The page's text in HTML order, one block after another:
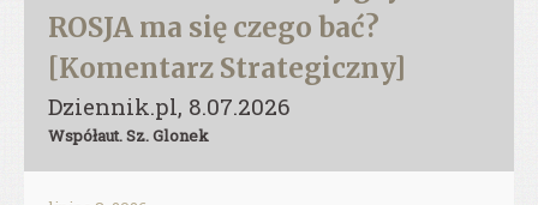
ROSJA ma się czego bać?
[Komentarz Strategiczny]
Dziennik.pl, 8.07.2026
Współaut. Sz. Glonek